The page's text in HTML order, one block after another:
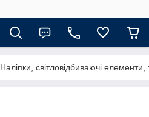
Наліпки, світловідбиваючі